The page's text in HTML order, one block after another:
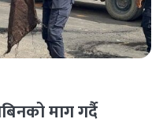
माग गर्दै